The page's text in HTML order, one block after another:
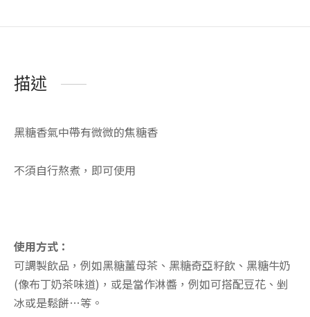
描述
黑糖香氣中帶有微微的焦糖香
不須自行熬煮，即可使用
使用方式：
可調製飲品，例如黑糖薑母茶、黑糖奇亞籽飲、黑糖牛奶
(像布丁奶茶味道)，或是當作淋醬，例如可搭配豆花、剉
冰或是鬆餅…等。